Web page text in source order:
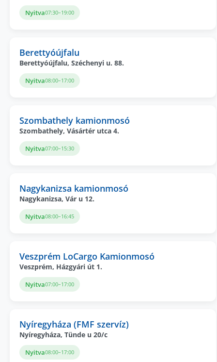
Nyitva07:30–19:00
Berettyóújfalu
Berettyóújfalu, Széchenyi u. 88.
Nyitva08:00–17:00
Szombathely kamionmosó
Szombathely, Vásártér utca 4.
Nyitva07:00–15:30
Nagykanizsa kamionmosó
Nagykanizsa, Vár u 12.
Nyitva08:00–16:45
Veszprém LoCargo Kamionmosó
Veszprém, Házgyári út 1.
Nyitva07:00–17:00
Nyíregyháza (FMF szervíz)
Nyíregyháza, Tünde u 20/c
Nyitva08:00–17:00